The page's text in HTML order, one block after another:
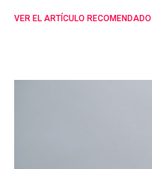
VER EL ARTÍCULO RECOMENDADO